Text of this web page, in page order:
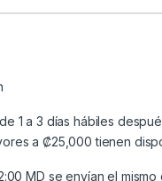
1 a 3 días hábiles
a ₡25,000 tienen
MD se envían el